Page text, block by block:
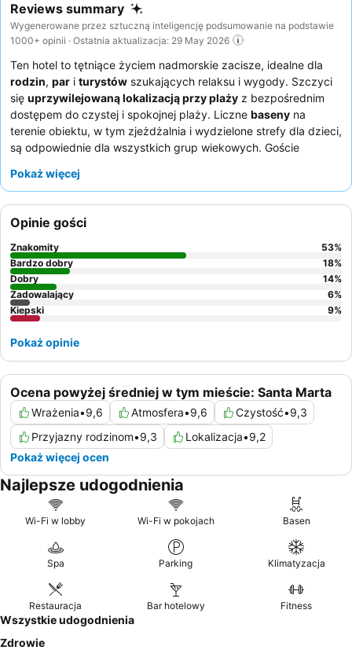
Reviews summary
Wygenerowane przez sztuczną inteligencję podsumowanie na podstawie
1000+ opinii · Ostatnia aktualizacja: 29 May 2026
Ten hotel to tętniące życiem nadmorskie zacisze, idealne dla
rodzin, par i turystów szukających relaksu i wygody. Szczyci
się uprzywilejowaną lokalizacją przy plaży z bezpośrednim
dostępem do czystej i spokojnej plaży. Liczne baseny na
terenie obiektu, w tym zjeżdżalnia i wydzielone strefy dla dzieci,
są odpowiednie dla wszystkich grup wiekowych. Goście
pyszne, urozmaicone opcje dostępne na
poprosić o pokój z widokiem na piękne tereny zielone.
Pokaż więcej
Ocena powyżej średniej w tym mieście: Santa Marta
Wrażenia•9,6 Atmosfera•9,6 Czystość•9,3
Przyjazny rodzinom•9,3 Lokalizacja•9,2
Pokaż więcej ocen
Opinie gości
Znakomity 53%
Bardzo dobry
18%
Dobry
14%
Zadowalający
6%
Kiepski
9%
Pokaż opinie
Najlepsze udogodnienia
Wi-Fi w lobby Wi-Fi w pokojach Basen
Spa Parking Klimatyzacja
Restauracja Bar hotelowy Fitness
Wszystkie udogodnienia
Zdrowie